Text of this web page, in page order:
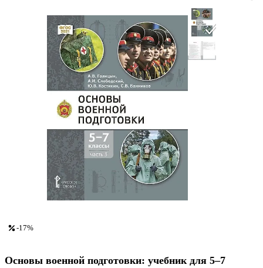
-17%
Основы военной подготовки: учебник для 5–7